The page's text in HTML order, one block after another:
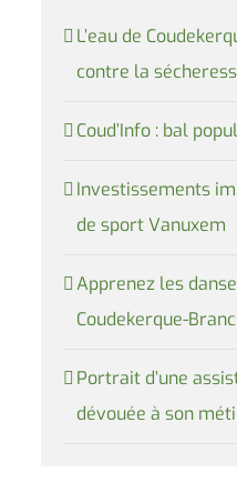
L’eau de
contre la
Coud’Info : bal
Investissements
de sport Vanuxem
Apprenez les
Coudekerque-
Portrait d’une
dévouée à son